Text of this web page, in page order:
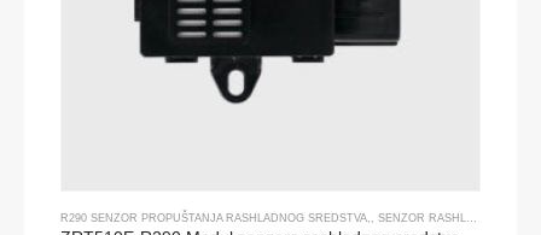
R290 SENZOR PROPUŠTANJA RASHLADNOG SREDSTVA SENZOR RASHLADNOG PLINA